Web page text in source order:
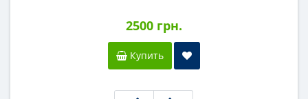
2500 грн.
Купить